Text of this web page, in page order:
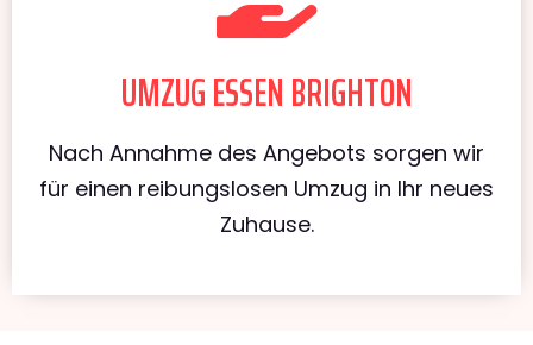
UMZUG ESSEN BRIGHTON
Nach Annahme des Angebots sorgen wir
für einen reibungslosen Umzug in Ihr neues
Zuhause.